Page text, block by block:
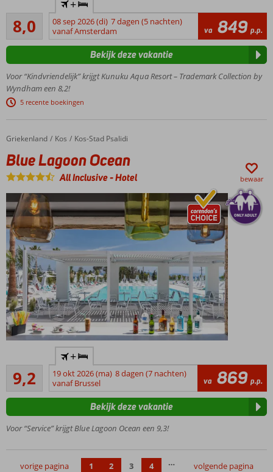
vakantiedeals
op Curaçao
Prachtig
unieke
Caribische
stijl
Kunuku's
Waterworld!
(familie)kamers en
ruime 4-
Buffet,
pizza,
BBQ
of
sushi
8,0Zeer goed
1142
beoordelingen
+
08 sep 2026 (di) 7 dagen (5 nachten)
vanaf Amsterdam
va 849 p.p.
Voor “Kindvriendelijk” krijgt Kunuku Aqua Resort – Trademark Collection by
Wyndham een 8,2!
5 recente boekingen
Bekijk deze vakantie
Home
Griekenland Kos Kos-Stad Psalidi
Blue Lagoon Ocean
Blue Lagoon Ocean
All Inclusive-Hotel bewaar
min.
leeftijd
16 jaar
gewaardeerde
hotel op Kos
Schitterende
accommodatie!
9,2
Uitstekend
479
beoordelingen
+
19 okt 2026 (ma) 8 dagen (7 nachten)
vanaf Brussel
va 869 p.p.
Voor “Service” krijgt Blue Lagoon Ocean een 9,3!
Bekijk deze vakantie
vorige pagina 1 2 3 4 … volgende pagina